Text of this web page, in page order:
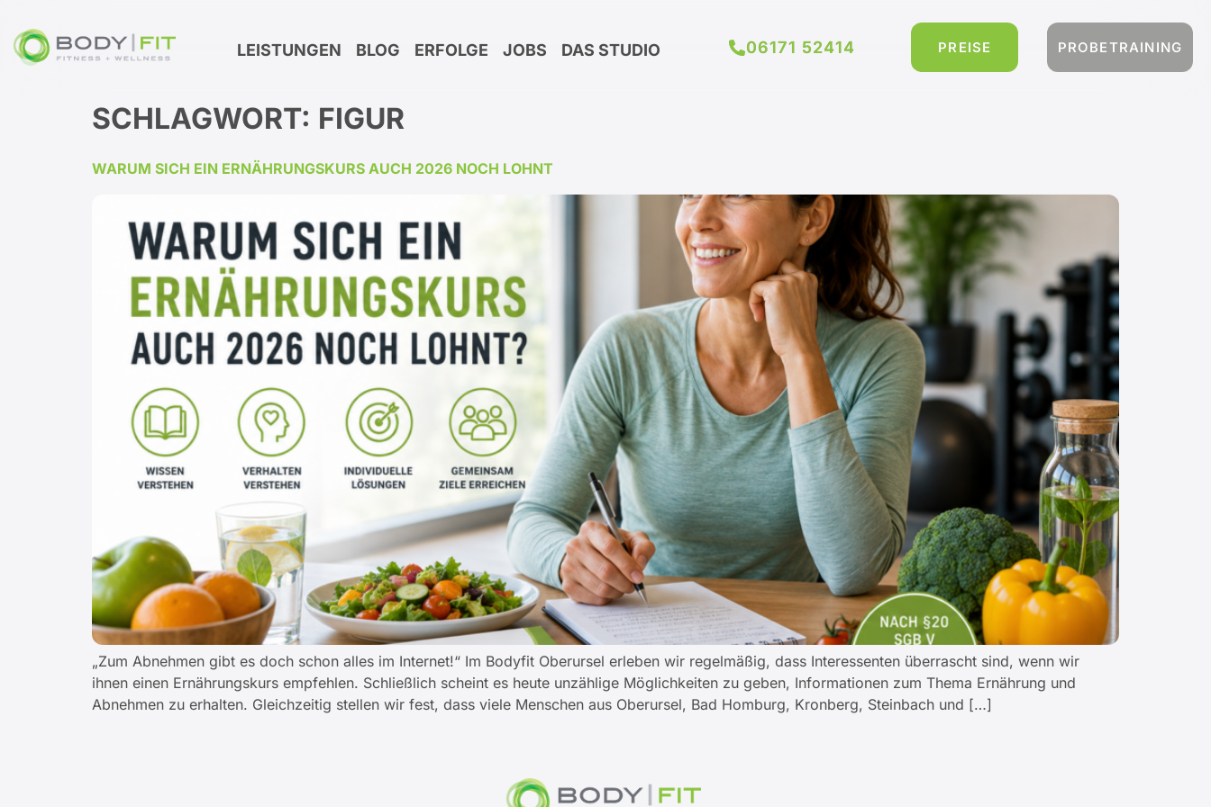
LEISTUNGEN BLOG ERFOLGE JOBS DAS STUDIO 06171 52414 PREISE PROBETRAINING
SCHLAGWORT: FIGUR
WARUM SICH EIN ERNÄHRUNGSKURS AUCH 2026 NOCH LOHNT
„Zum Abnehmen gibt es doch schon alles im Internet!“ Im Bodyfit Oberursel erleben wir regelmäßig, dass Interessenten überrascht sind, wenn wir
ihnen einen Ernährungskurs empfehlen. Schließlich scheint es heute unzählige Möglichkeiten zu geben, Informationen zum Thema Ernährung und
Abnehmen zu erhalten. Gleichzeitig stellen wir fest, dass viele Menschen aus Oberursel, Bad Homburg, Kronberg, Steinbach und […]